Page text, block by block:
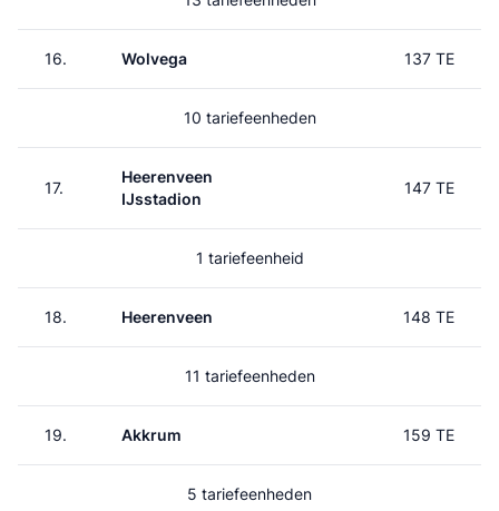
16. Wolvega 137 TE
10 tariefeenheden
17.
Heerenveen
IJsstadion
147 TE
1 tariefeenheid
18. Heerenveen 148 TE
11 tariefeenheden
19. Akkrum 159 TE
5 tariefeenheden